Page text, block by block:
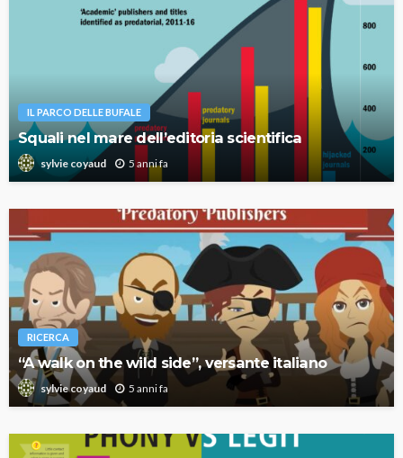
IL PARCO DELLE BUFALE
Squali nel mare dell’editoria scientifica
sylvie coyaud 5 anni fa
RICERCA
“A walk on the wild side”, versante italiano
sylvie coyaud 5 anni fa